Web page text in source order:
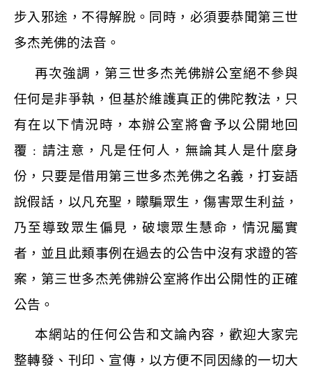
步入邪途，不得解脫。同時，必須要恭聞第三世
多杰羌佛的法音。
再次強調，第三世多杰羌佛辦公室絕不參與
任何是非爭執，但基於維護真正的佛陀教法，只
有在以下情況時，本辦公室將會予以公開地回
覆﹕請注意，凡是任何人，無論其人是什麼身
份，只要是借用第三世多杰羌佛之名義，打妄語
說假話，以凡充聖，矇騙眾生，傷害眾生利益，
乃至導致眾生偏見，破壞眾生慧命，情況屬實
者，並且此類事例在過去的公告中沒有求證的答
案，第三世多杰羌佛辦公室將作出公開性的正確
公告。
本網站的任何公告和文論內容，歡迎大家完
整轉發、刊印、宣傳，以方便不同因緣的一切大